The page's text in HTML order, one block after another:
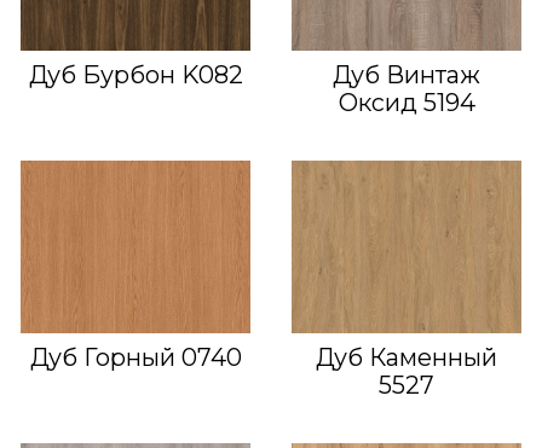
Дуб Бурбон K082
Дуб Винтаж
Оксид 5194
Дуб Горный 0740
Дуб Каменный
5527